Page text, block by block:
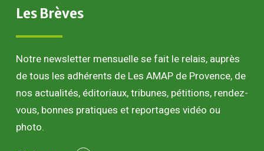
Les Brèves
Notre newsletter mensuelle se fait le relais, auprès
de tous les adhérents de Les AMAP de Provence, de
nos actualités, éditoriaux, tribunes, pétitions, rendez-
vous, bonnes pratiques et reportages vidéo ou
photo.